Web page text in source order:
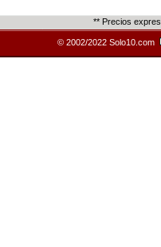
** Precios
© 2002/2022 Solo10.com